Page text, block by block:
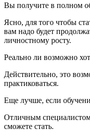
Вы получите в полном
Ясно, для того чтобы
вам надо будет
личностному росту.
Реально ли возможно
Действительно, это
практиковаться.
Еще лучше, если
Отличным
сможете стать.